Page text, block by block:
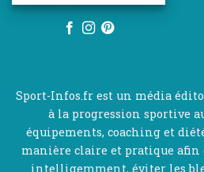
Sport-Infos.fr est un média
à la progression sportive
équipements, coaching et
manière claire et pratique afin
intelligemment, éviter les